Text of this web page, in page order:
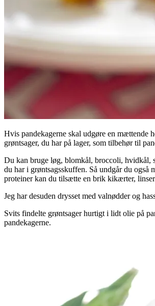
Hvis pandekagerne skal udgøre en mættende
grøntsager, du har på lager, som tilbehør til
Du kan bruge løg, blomkål, broccoli, hvidkål,
du har i grøntsagsskuffen. Så undgår du også
proteiner kan du tilsætte en brik kikærter,
Jeg har desuden drysset med valnødder og
Svits findelte grøntsager hurtigt i lidt olie på
pandekagerne.